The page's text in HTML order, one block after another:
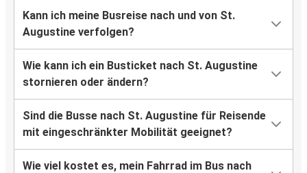
Kann ich meine Busreise nach und von St.
Augustine verfolgen?
Wie kann ich ein Busticket nach St. Augustine
stornieren oder ändern?
Sind die Busse nach St. Augustine für Reisende
mit eingeschränkter Mobilität geeignet?
Wie viel kostet es, mein Fahrrad im Bus nach